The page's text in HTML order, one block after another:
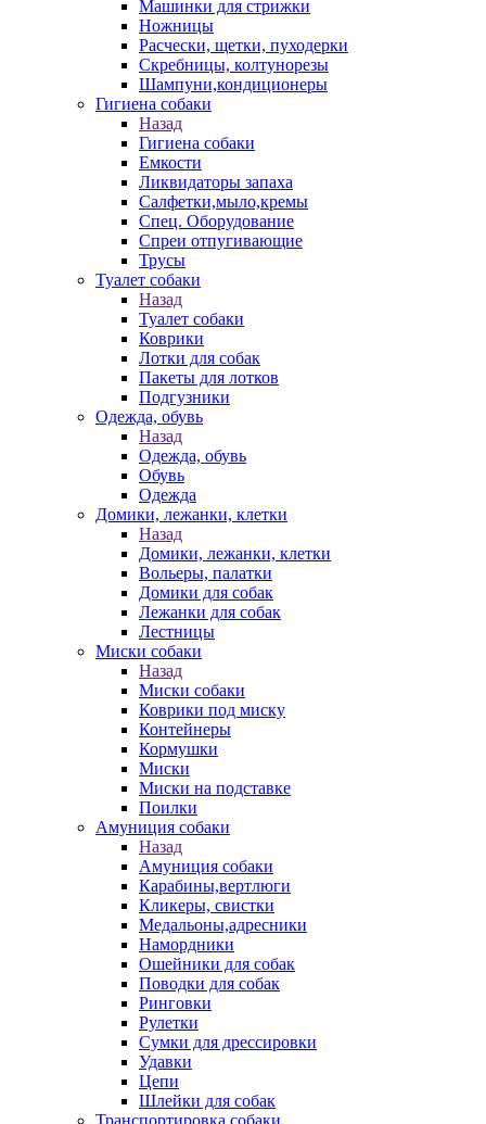
Машинки для стрижки
Ножницы
Расчески, щетки, пуходерки
Скребницы, колтунорезы
Шампуни,кондиционеры
Гигиена собаки
Назад
Гигиена собаки
Емкости
Ликвидаторы запаха
Салфетки,мыло,кремы
Спец. Оборудование
Спреи отпугивающие
Трусы
Туалет собаки
Назад
Туалет собаки
Коврики
Лотки для собак
Пакеты для лотков
Подгузники
Одежда, обувь
Назад
Одежда, обувь
Обувь
Одежда
Домики, лежанки, клетки
Назад
Домики, лежанки, клетки
Вольеры, палатки
Домики для собак
Лежанки для собак
Лестницы
Миски собаки
Назад
Миски собаки
Коврики под миску
Контейнеры
Кормушки
Миски
Миски на подставке
Поилки
Амуниция собаки
Назад
Амуниция собаки
Карабины,вертлюги
Кликеры, свистки
Медальоны,адресники
Намордники
Ошейники для собак
Поводки для собак
Ринговки
Рулетки
Сумки для дрессировки
Удавки
Цепи
Шлейки для собак
Транспортировка собаки